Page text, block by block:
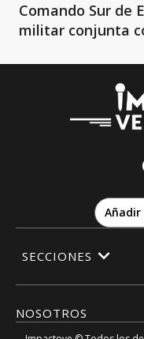
Comando Sur de
militar conjunta
NOSOTROS
SECCIONES